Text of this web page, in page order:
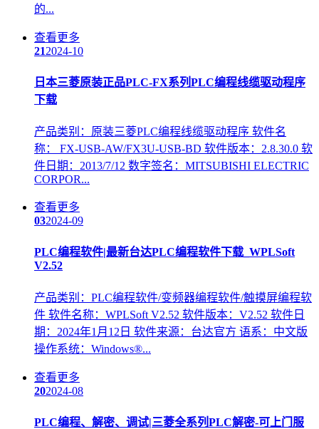
的...
查看更多
212024-10
日本三菱原装正品PLC-FX系列PLC编程线缆驱动程序
下载
产品类别：原装三菱PLC编程线缆驱动程序 软件名
称： FX-USB-AW/FX3U-USB-BD 软件版本：2.8.30.0 软
件日期：2013/7/12 数字签名：MITSUBISHI ELECTRIC
CORPOR...
查看更多
032024-09
PLC编程软件|最新台达PLC编程软件下载_WPLSoft
V2.52
产品类别：PLC编程软件/变频器编程软件/触摸屏编程软
件 软件名称：WPLSoft V2.52 软件版本：V2.52 软件日
期：2024年1月12日 软件来源：台达官方 语系：中文版
操作系统：Windows®...
查看更多
202024-08
PLC编程、解密、调试|三菱全系列PLC解密-可上门服